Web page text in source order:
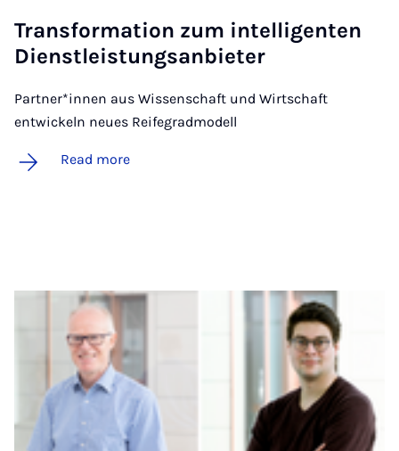
Trans­form­a­tion zum in­tel­li­gen­ten
Di­enstleis­tung­san­bi­eter
Partner*innen aus Wissenschaft und Wirtschaft
entwickeln neues Reifegradmodell
Read more